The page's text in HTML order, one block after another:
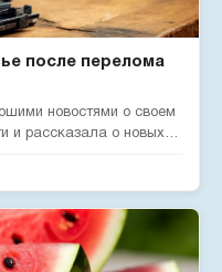
после перелома
новостями о своем
и рассказала о новых